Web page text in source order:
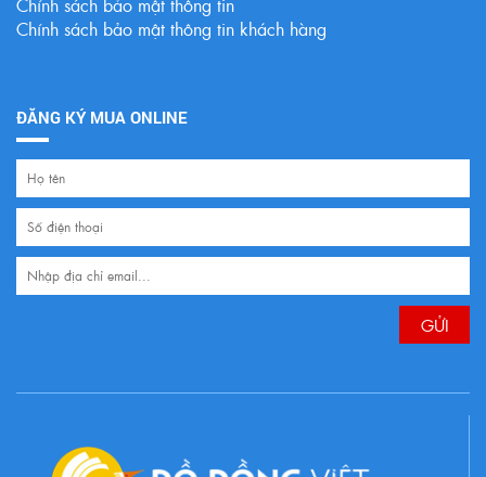
Chính sách bảo mật thông tin
Chính sách bảo mật thông tin khách hàng
ĐĂNG KÝ MUA ONLINE